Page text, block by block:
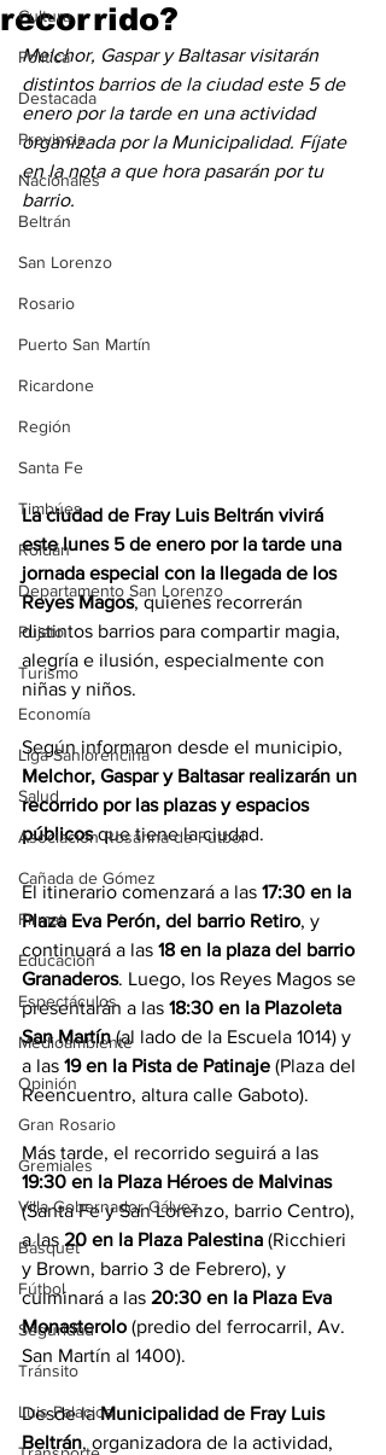
Cultura
Política
Destacada
Provincia
Nacionales
Beltrán
San Lorenzo
Rosario
Puerto San Martín
Ricardone
Región
Santa Fe
Timbúes
Roldán
Departamento San Lorenzo
Pujato
Turismo
Economía
Liga Sanlorencina
Salud
Asociación Rosarina de Fútbol
Cañada de Gómez
Firmat
Educación
Espectáculos
Medioambiente
Opinión
Gran Rosario
Gremiales
Villa Gobernador Gálvez
Básquet
Fútbol
Seguridad
Tránsito
Luis Palacios
recorrido?
Melchor, Gaspar y Baltasar visitarán
distintos barrios de la ciudad este 5 de
enero por la tarde en una actividad
organizada por la Municipalidad. Fíjate
en la nota a que hora pasarán por tu
barrio.
La ciudad de Fray Luis Beltrán vivirá
este lunes 5 de enero por la tarde una
jornada especial con la llegada de los
Reyes Magos, quienes recorrerán
distintos barrios para compartir magia,
alegría e ilusión, especialmente con
niñas y niños.
Según informaron desde el municipio,
Melchor, Gaspar y Baltasar realizarán un
recorrido por las plazas y espacios
públicos que tiene la ciudad.
El itinerario comenzará a las 17:30 en la
Plaza Eva Perón, del barrio Retiro, y
continuará a las 18 en la plaza del barrio
Granaderos. Luego, los Reyes Magos se
presentarán a las 18:30 en la Plazoleta
San Martín (al lado de la Escuela 1014) y
a las 19 en la Pista de Patinaje (Plaza del
Reencuentro, altura calle Gaboto).
Más tarde, el recorrido seguirá a las
19:30 en la Plaza Héroes de Malvinas
(Santa Fe y San Lorenzo, barrio Centro),
a las 20 en la Plaza Palestina (Ricchieri
y Brown, barrio 3 de Febrero), y
culminará a las 20:30 en la Plaza Eva
Monasterolo (predio del ferrocarril, Av.
San Martín al 1400).
Desde la Municipalidad de Fray Luis
Beltrán, organizadora de la actividad,